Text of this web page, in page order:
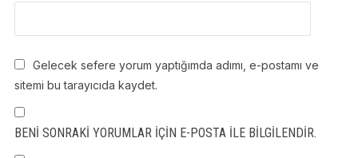
Gelecek sefere yorum yaptığımda adımı, e-postamı ve
sitemi bu tarayıcıda kaydet.
BENI SONRAKI YORUMLAR IÇIN E-POSTA ILE BILGILENDIR.